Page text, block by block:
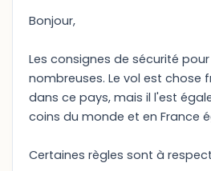
Bonjour,
Les consignes de sécurité
nombreuses. Le vol est chose
dans ce pays, mais il l'est
coins du monde et en France
Certaines règles sont à